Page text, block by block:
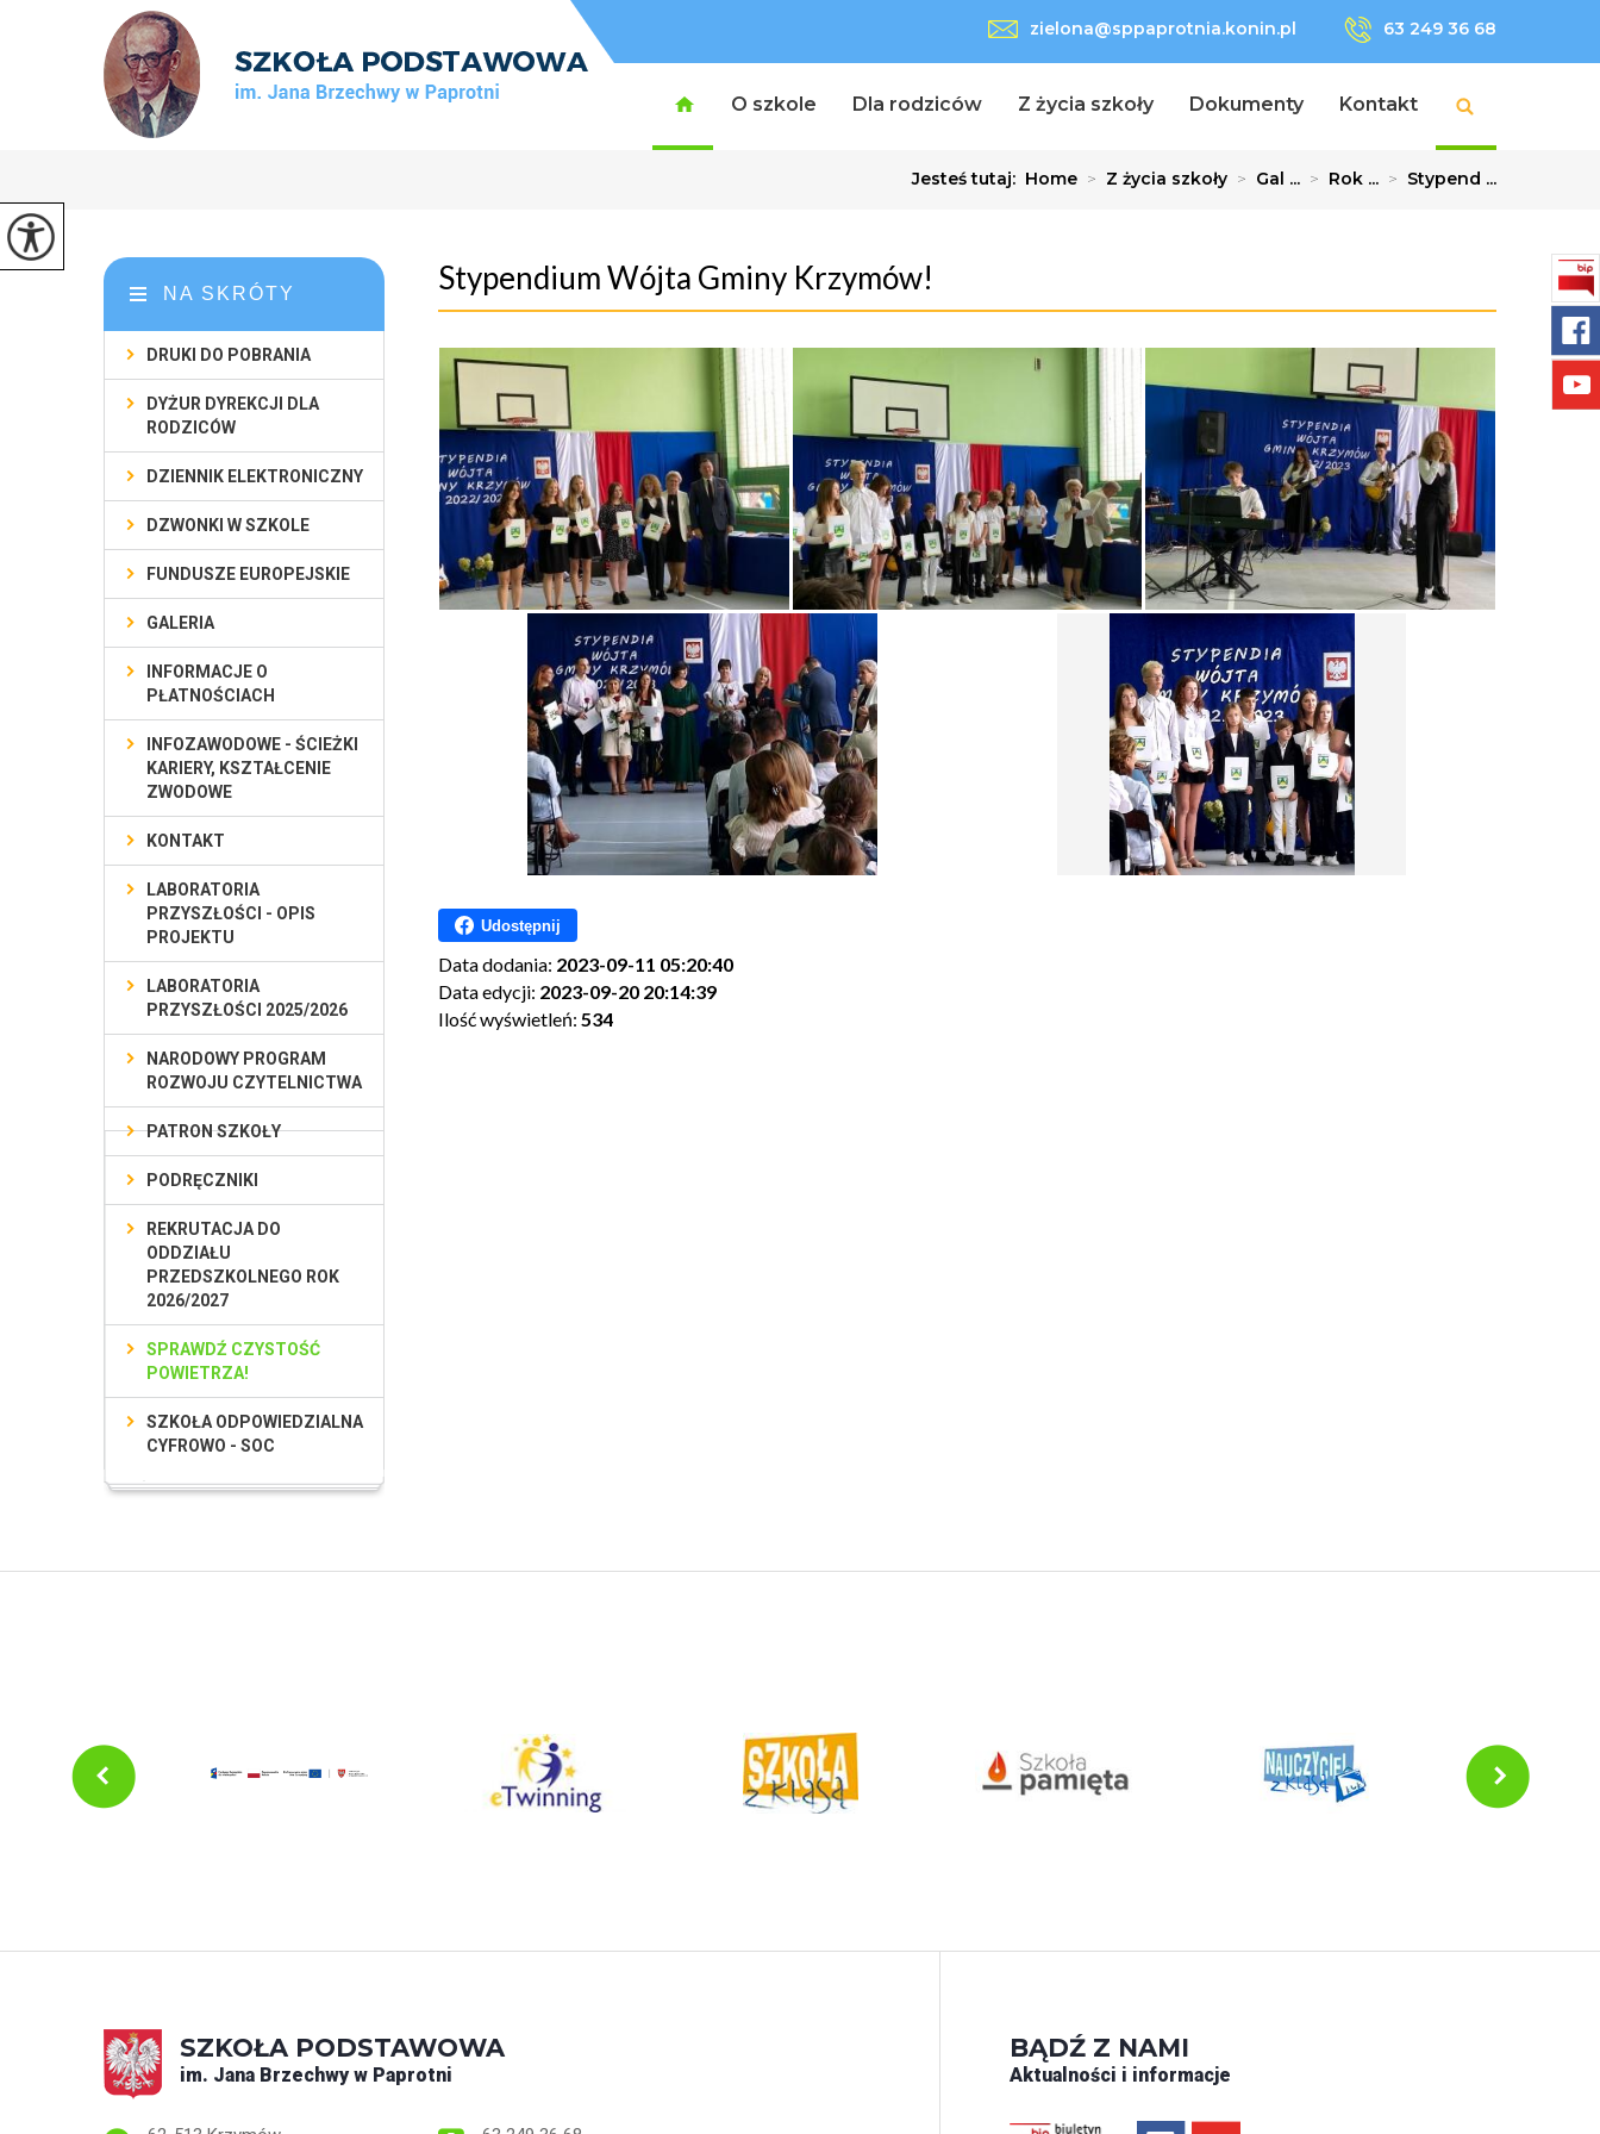
zielona@sppaprotnia.konin.pl 63 249 36 68
O szkole Dla rodziców Z życia szkoły Dokumenty Kontakt
Jesteś tutaj: Home > Z życia szkoły > Gal ... > Rok ... > Stypend ...
Stypendium Wójta Gminy Krzymów!
Udostępnij
Data dodania: 2023-09-11 05:20:40
Data edycji: 2023-09-20 20:14:39
Ilość wyświetleń: 534
NA SKRÓTY
DRUKI DO POBRANIA
DYŻUR DYREKCJI DLA
RODZICÓW
DZIENNIK ELEKTRONICZNY
DZWONKI W SZKOLE
FUNDUSZE EUROPEJSKIE
GALERIA
INFORMACJE O
PŁATNOŚCIACH
INFOZAWODOWE - ŚCIEŻKI
KARIERY, KSZTAŁCENIE
ZWODOWE
KONTAKT
LABORATORIA
PRZYSZŁOŚCI - OPIS
PROJEKTU
LABORATORIA
PRZYSZŁOŚCI 2025/2026
NARODOWY PROGRAM
ROZWOJU CZYTELNICTWA
PATRON SZKOŁY
PODRĘCZNIKI
REKRUTACJA DO
ODDZIAŁU
PRZEDSZKOLNEGO ROK
2026/2027
SPRAWDŹ CZYSTOŚĆ
POWIETRZA!
SZKOŁA ODPOWIEDZIALNA
CYFROWO - SOC
SZKOŁA PODSTAWOWA
im. Jana Brzechwy w Paprotni
BĄDŹ Z NAMI
Aktualności i informacje